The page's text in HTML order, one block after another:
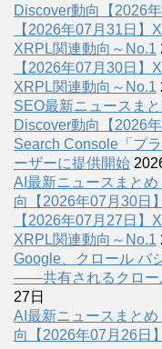
Discover動向【2026
【2026年07月31日】
XRPL関連動向～No.1
【2026年07月30日】
XRPL関連動向～No.1
SEO最新ニュースま
Discover動向【2026
Search Console「プ
ーザーに提供開始
AI最新ニュースまと
向【2026年07月30日
【2026年07月27日】
XRPL関連動向～No.1
Google、クロール バ
――共有されるクロー
27日
AI最新ニュースまと
向【2026年07月26日